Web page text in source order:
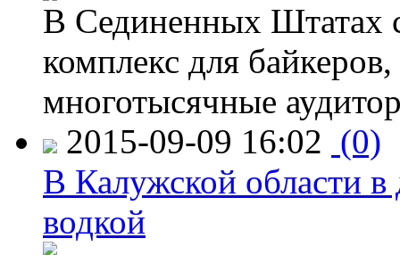
В Сединенных Штатах
комплекс для
многотысячные
2015-09-09 16:02 (0)
В Калужской области в
водкой